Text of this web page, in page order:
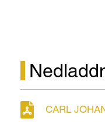
CARL